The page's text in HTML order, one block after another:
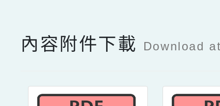
內容附件下載 Download